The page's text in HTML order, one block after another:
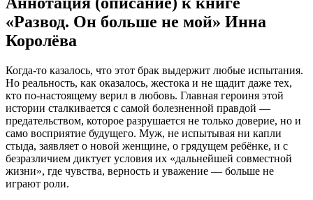
«Развод. Он больше не мой» Инна
Королёва
Когда-то казалось, что этот брак выдержит любые испытания.
Но реальность, как оказалось, жестока и не щадит даже тех,
кто по-настоящему верил в любовь. Главная героиня этой
истории сталкивается с самой болезненной правдой —
предательством, которое разрушается не только доверие, но и
само восприятие будущего. Муж, не испытывая ни капли
стыда, заявляет о новой женщине, о грядущем ребёнке, и с
безразличием диктует условия их «дальнейшей совместной
жизни», где чувства, верность и уважение — больше не
играют роли.